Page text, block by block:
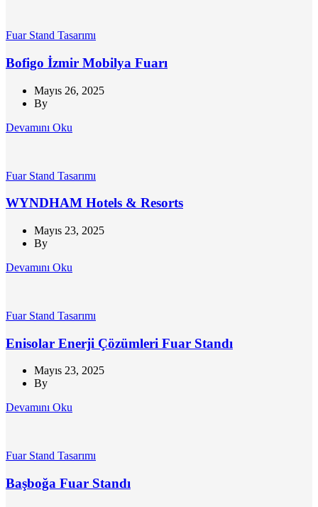
Fuar Stand Tasarımı
Bofigo İzmir Mobilya Fuarı
Mayıs 26, 2025
By
Devamını Oku
Fuar Stand Tasarımı
WYNDHAM Hotels & Resorts
Mayıs 23, 2025
By
Devamını Oku
Fuar Stand Tasarımı
Enisolar Enerji Çözümleri Fuar Standı
Mayıs 23, 2025
By
Devamını Oku
Fuar Stand Tasarımı
Başboğa Fuar Standı